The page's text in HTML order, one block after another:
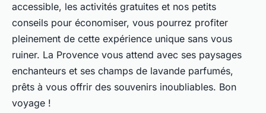
accessible, les activités gratuites et nos petits
conseils pour économiser, vous pourrez profiter
pleinement de cette expérience unique sans vous
ruiner. La Provence vous attend avec ses paysages
enchanteurs et ses champs de lavande parfumés,
prêts à vous offrir des souvenirs inoubliables. Bon
voyage !